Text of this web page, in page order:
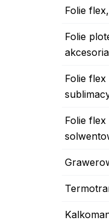
Folie
Folie
akcesoria
Folie
Folie